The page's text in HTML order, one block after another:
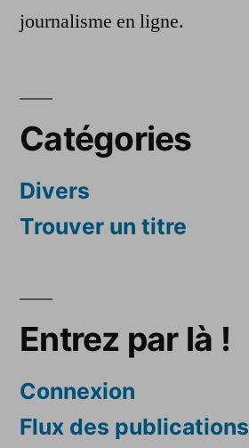
journalisme en ligne.
Catégories
Divers
Trouver un titre
Entrez par là !
Connexion
Flux des publications